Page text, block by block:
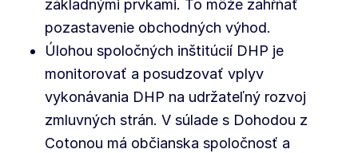
základnými prvkami. To môže zahŕňať
pozastavenie obchodných výhod.
Úlohou spoločných inštitúcií DHP je
monitorovať a posudzovať vplyv
vykonávania DHP na udržateľný rozvoj
zmluvných strán. V súlade s Dohodou z
Cotonou má občianska spoločnosť a